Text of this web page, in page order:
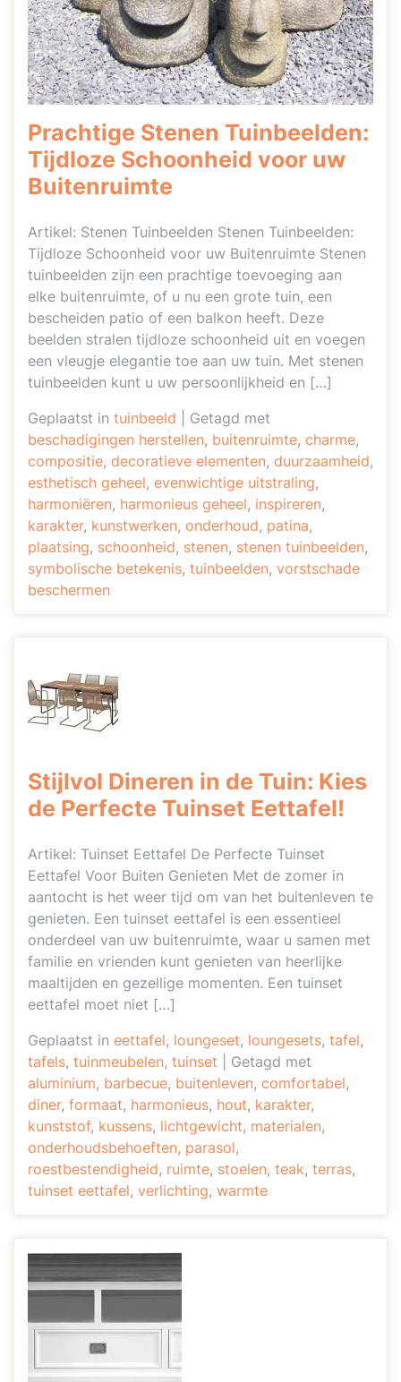
Prachtige Stenen Tuinbeelden:
Tijdloze Schoonheid voor uw
Buitenruimte
Artikel: Stenen Tuinbeelden Stenen Tuinbeelden:
Tijdloze Schoonheid voor uw Buitenruimte Stenen
tuinbeelden zijn een prachtige toevoeging aan
elke buitenruimte, of u nu een grote tuin, een
bescheiden patio of een balkon heeft. Deze
beelden stralen tijdloze schoonheid uit en voegen
een vleugje elegantie toe aan uw tuin. Met stenen
tuinbeelden kunt u uw persoonlijkheid en […]
Geplaatst in tuinbeeld
Getagd met
beschadigingen herstellen, buitenruimte, charme,
compositie, decoratieve elementen, duurzaamheid,
esthetisch geheel, evenwichtige uitstraling,
harmoniëren, harmonieus geheel, inspireren,
karakter, kunstwerken, onderhoud, patina,
plaatsing, schoonheid, stenen, stenen tuinbeelden,
symbolische betekenis, tuinbeelden, vorstschade
beschermen
Stijlvol Dineren in de Tuin: Kies
de Perfecte Tuinset Eettafel!
Artikel: Tuinset Eettafel De Perfecte Tuinset
Eettafel Voor Buiten Genieten Met de zomer in
aantocht is het weer tijd om van het buitenleven te
genieten. Een tuinset eettafel is een essentieel
onderdeel van uw buitenruimte, waar u samen met
familie en vrienden kunt genieten van heerlijke
maaltijden en gezellige momenten. Een tuinset
eettafel moet niet […]
Geplaatst in eettafel, loungeset, loungesets, tafel,
tafels, tuinmeubelen, tuinset
Getagd met
aluminium, barbecue, buitenleven, comfortabel,
diner, formaat, harmonieus, hout, karakter,
kunststof, kussens, lichtgewicht, materialen,
onderhoudsbehoeften, parasol,
roestbestendigheid, ruimte, stoelen, teak, terras,
tuinset eettafel, verlichting, warmte